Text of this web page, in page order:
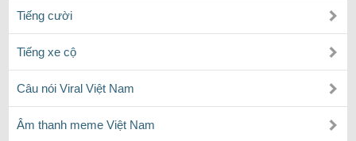
Tiếng cười
Tiếng xe cộ
Câu nói Viral Việt Nam
Âm thanh meme Việt Nam